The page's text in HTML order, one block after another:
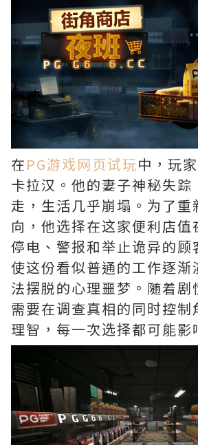
在PG游戏网页试玩中，玩
卡拉汉。他的妻子神秘失踪
走，生活几乎崩塌。为了重
向，他选择在这家便利店值
停电、警报和举止诡异的顾
使这份看似普通的工作逐渐
法摆脱的心理噩梦。随着剧
需要在调查真相的同时控制
理智，每一次选择都可能影